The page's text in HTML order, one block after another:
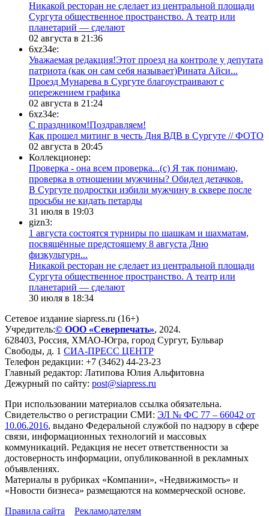
​Никакой ресторан не сделает из центральной площади
Сургута общественное пространство. А театр или
планетарий — сделают
02 августа в 21:36
6xz34e:
Уважаемая редакция!Этот проезд на контроле у депутата
патриота (как он сам себя называет)Рината Айси...
​Проезд Мунарева в Сургуте благоустраивают с
опережением графика
02 августа в 21:24
6xz34e:
С праздником!Поздравляем!
Как прошел митинг в честь Дня ВДВ в Сургуте // ФОТО
02 августа в 20:45
Коллекционер:
Проверка - она всем проверка...(с) Я так понимаю,
проверка в отношении мужчины? Обидел детачков.
В Сургуте подростки избили мужчину в сквере после
просьбы не кидать петарды
31 июля в 19:03
gizn3:
1 августа состоятся турниры по шашкам и шахматам,
посвящённые предстоящему 8 августа Дню
физкультурн...
​Никакой ресторан не сделает из центральной площади
Сургута общественное пространство. А театр или
планетарий — сделают
30 июля в 18:34
Сетевое издание siapress.ru (16+)
Учредитель:© ООО «Северпечать», 2024.
628403, Россия, ХМАО-Югра, город Сургут, Бульвар
Свободы, д. 1 СИА-ПРЕСС ЦЕНТР
Телефон редакции: +7 (3462) 44-23-23
Главный редактор: Латипова Юлия Альфитовна
Дежурный по сайту: post@siapress.ru
При использовании материалов ссылка обязательна.
Свидетельство о регистрации СМИ: ЭЛ № ФС 77 – 66042 от
10.06.2016, выдано Федеральной службой по надзору в сфере
связи, информационных технологий и массовых
коммуникаций. Редакция не несет ответственности за
достоверность информации, опубликованной в рекламных
объявлениях.
Материалы в рубриках «Компании», «Недвижимость» и
«Новости бизнеса» размещаются на коммерческой основе.
Правила сайта
Рекламодателям